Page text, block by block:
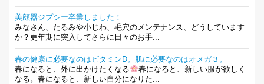
美顔器ジプシー卒業しました！
みなさん、たるみや小じわ、毛穴のメンテナンス、どうしています
か？更年期に突入してさらに日々のお手...
春の健康に必要なのはビタミンD。肌に必要なのはオメガ３。
春になると、外に出かけたくなる
春になると、新しい服が欲しく
なる。春になると、新しい自分になりた...